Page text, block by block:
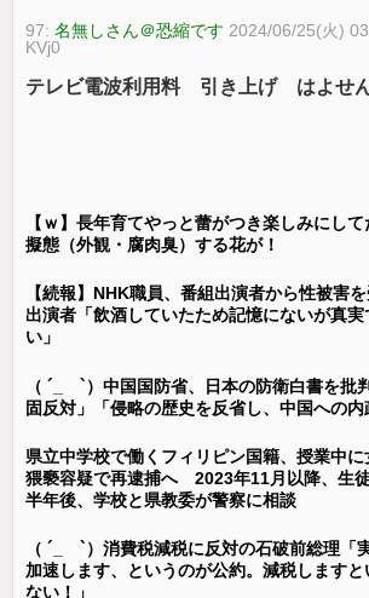
97:名無しさん＠恐縮です 2024/06/25(火)
KVj0
テレビ電波利用料 引き上げ はよせ
【ｗ】長年育てやっと蕾がつき楽しみにし
擬態（外観・腐肉臭）する花が！
【続報】NHK職員、番組出演者から性被害
出演者「飲酒していたため記憶にないが真
い」
（ ´_ゝ`）中国国防省、日本の防衛白書を批
固反対」「侵略の歴史を反省し、中国への内
県立中学校で働くフィリピン国籍、授業中
猥褻容疑で再逮捕へ 2023年11月以降、生
半年後、学校と県教委が警察に相談
（ ´_ゝ`）消費税減税に反対の石破前総理「
加速します、というのが公約。減税します
ない！」